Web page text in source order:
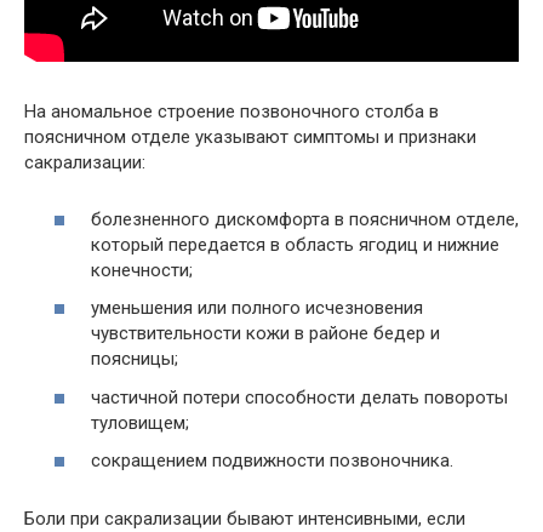
На аномальное строение позвоночного столба в
поясничном отделе указывают симптомы и признаки
сакрализации:
болезненного дискомфорта в поясничном отделе,
который передается в область ягодиц и нижние
конечности;
уменьшения или полного исчезновения
чувствительности кожи в районе бедер и
поясницы;
частичной потери способности делать повороты
туловищем;
сокращением подвижности позвоночника.
Боли при сакрализации бывают интенсивными, если